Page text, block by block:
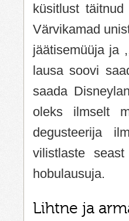
küsitlust
Värvikamad
jäätisemüüja ja
lausa soovi
saada
oleks ilmselt
degusteerija
vilistlaste
hobulausuja.
Lihtne ja